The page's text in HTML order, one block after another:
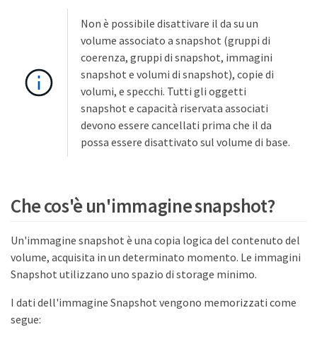
Non è possibile disattivare il da su un
volume associato a snapshot (gruppi di
coerenza, gruppi di snapshot, immagini
snapshot e volumi di snapshot), copie di
volumi, e specchi. Tutti gli oggetti
snapshot e capacità riservata associati
devono essere cancellati prima che il da
possa essere disattivato sul volume di base.
Che cos'è un'immagine snapshot?
Un'immagine snapshot è una copia logica del contenuto del
volume, acquisita in un determinato momento. Le immagini
Snapshot utilizzano uno spazio di storage minimo.
I dati dell'immagine Snapshot vengono memorizzati come
segue: